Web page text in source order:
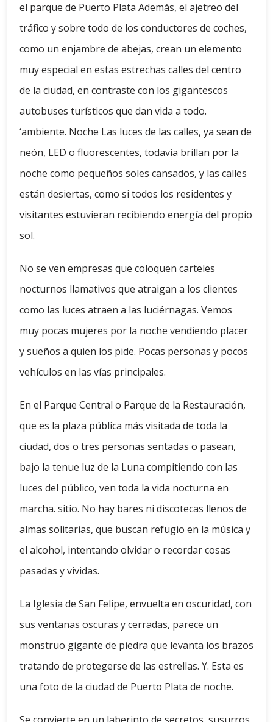
el parque de Puerto Plata Además, el ajetreo del
tráfico y sobre todo de los conductores de coches,
como un enjambre de abejas, crean un elemento
muy especial en estas estrechas calles del centro
de la ciudad, en contraste con los gigantescos
autobuses turísticos que dan vida a todo.
‘ambiente. Noche Las luces de las calles, ya sean de
neón, LED o fluorescentes, todavía brillan por la
noche como pequeños soles cansados, y las calles
están desiertas, como si todos los residentes y
visitantes estuvieran recibiendo energía del propio
sol.
No se ven empresas que coloquen carteles
nocturnos llamativos que atraigan a los clientes
como las luces atraen a las luciérnagas. Vemos
muy pocas mujeres por la noche vendiendo placer
y sueños a quien los pide. Pocas personas y pocos
vehículos en las vías principales.
En el Parque Central o Parque de la Restauración,
que es la plaza pública más visitada de toda la
ciudad, dos o tres personas sentadas o pasean,
bajo la tenue luz de la Luna compitiendo con las
luces del público, ven toda la vida nocturna en
marcha. sitio. No hay bares ni discotecas llenos de
almas solitarias, que buscan refugio en la música y
el alcohol, intentando olvidar o recordar cosas
pasadas y vividas.
La Iglesia de San Felipe, envuelta en oscuridad, con
sus ventanas oscuras y cerradas, parece un
monstruo gigante de piedra que levanta los brazos
tratando de protegerse de las estrellas. Y. Esta es
una foto de la ciudad de Puerto Plata de noche.